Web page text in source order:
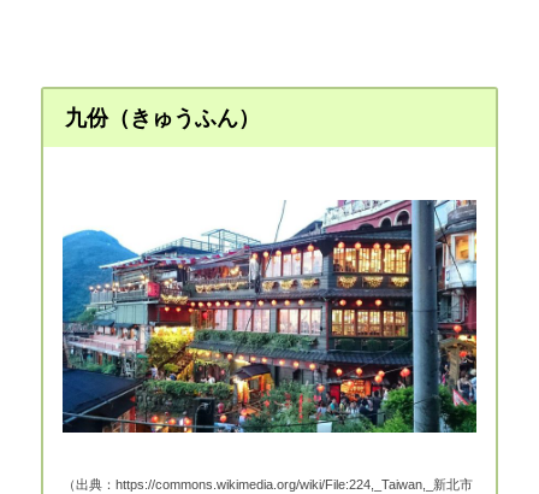
九份（きゅうふん）
（出典：https://commons.wikimedia.org/wiki/File:224,_Taiwan,_新北市